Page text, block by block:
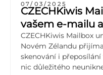
07/03/2025
CZECHKiwis
vašem e-mailu
CZECHKiwis Mailbox
Novém Zélandu
skenování i
nic důležitého